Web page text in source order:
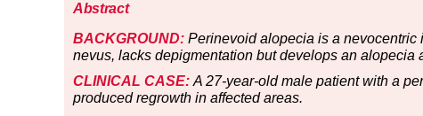
Abstract
BACKGROUND: Perinevoid alopecia is a
nevus, lacks depigmentation but develops an alopecia
CLINICAL CASE: A 27-year-old male patient with a
produced regrowth in affected areas.